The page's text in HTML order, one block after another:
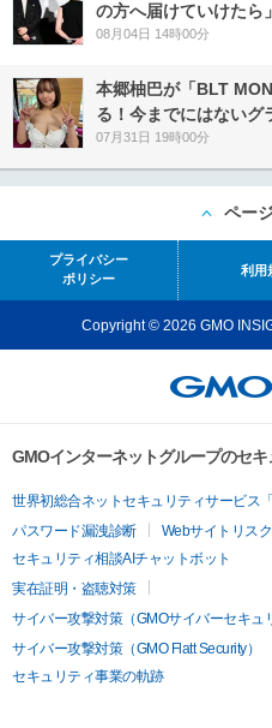
の方へ届けていけたら」
08月04日 14時00分
本郷柚巴が「BLT
る！今までにはないグ
07月31日 19時00分
ペー
プライバシー
ポリシー
利用
Copyright © 2026 GMO
GMOインターネットグループのセ
世界初総合ネットセキュリティサービス
パスワード漏洩診断
Webサイトリス
セキュリティ相談AIチャットボット
実在証明・盗聴対策
サイバー攻撃対策（GMOサイバーセキュ
サイバー攻撃対策（GMO Flatt Security）
セキュリティ事業の軌跡